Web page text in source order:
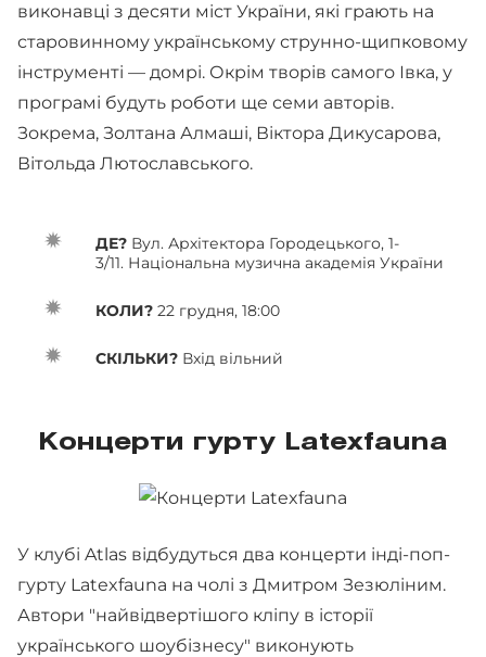
виконавці з десяти міст України, які грають на
старовинному українському струнно-щипковому
інструменті — домрі. Окрім творів самого Івка, у
програмі будуть роботи ще семи авторів.
Зокрема, Золтана Алмаші, Віктора Дикусарова,
Вітольда Лютославського.
ДЕ? Вул. Архітектора Городецького, 1-
3/11. Національна музична академія України
КОЛИ? 22 грудня, 18:00
СКІЛЬКИ? Вхід вільний
Концерти гурту Latexfauna
У клубі Atlas відбудуться два концерти інді-поп-
гурту Latexfauna на чолі з Дмитром Зезюліним.
Автори "найвідвертішого кліпу в історії
українського шоубізнесу" виконують